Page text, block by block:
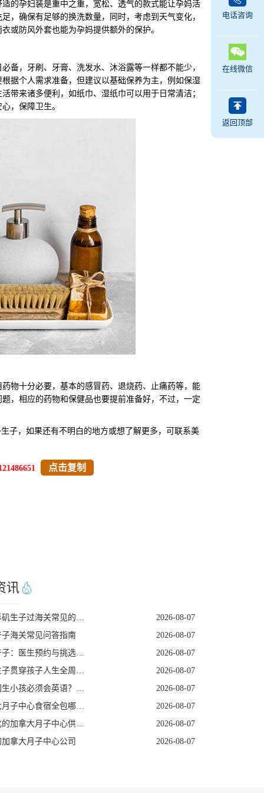
孕妇装是重中之重，宽松、透气的款式能让孕妈活
，确保有足够的换洗数量，同时，考虑到天气变化，
或防风外套也能为孕妈提供额外的保护。
，牙刷、牙膏、洗发水、沐浴露等一样都不能少，
据个人需求准备，但建议以基础保养为主，例如保湿
带来诸多便利，如纸巾、湿纸巾可以用于日常清洁；
，保障卫生。
十分必要，基本的感冒药、退烧药、止痛药等，能
，相应的药物和保健品也要提前准备好，不过，一定
子，如果还有不明白的地方或想了解更多，可联系美
点击复制
讯
去洛杉矶生子过海关常见的五个遣返原因
2026-08-07
海关常见问答指南
2026-08-07
美国产子：医生预约与挑选指南
2026-08-07
赴美生子贯穿孩子人生全周期的身份红利
2026-08-07
去美国生小孩必须会英语？看完这篇就不焦虑了
2026-08-07
加拿大月子中心食宿全包哪家好
2026-08-07
定制化的加拿大月子中心供应商
2026-08-07
拿大月子中心公司
2026-08-07
电话咨询
在线微信
返回顶部